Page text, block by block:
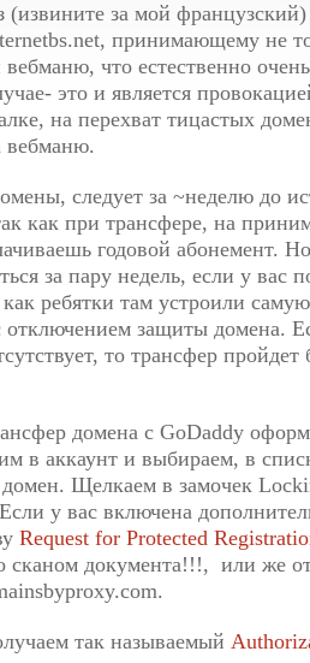
(извините за мой
принимающему не
что естественно
это и является
на перехват тицастых
вебманю.
следует за ~неделю до
как при трансфере, на
годовой абонемент.
за пару недель, если у вас
ребятки там устроили
защиты домена.
то трансфер пройдет
домена с GoDaddy
в аккаунт и выбираем, в
домен. Щелкаем в замочек
у вас включена
Request for Protected
сканом документа!!!, или же
так называемый